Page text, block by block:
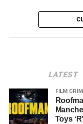
LATEST
FILM
Roofman: la vera storia di Jeffrey
Toys